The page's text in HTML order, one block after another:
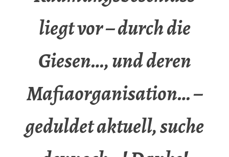
liegt vor – durch die
Giesen…, und deren
Mafiaorganisation… –
geduldet aktuell, suche